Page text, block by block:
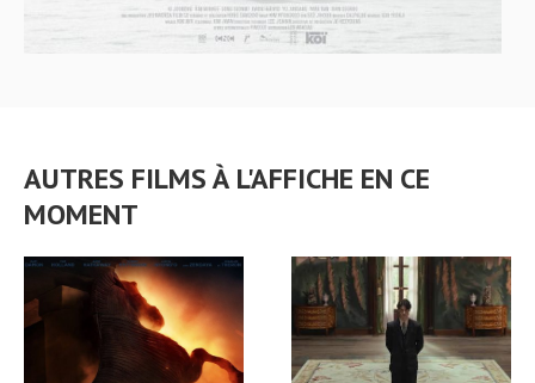
AUTRES FILMS À L'AFFICHE EN CE
MOMENT